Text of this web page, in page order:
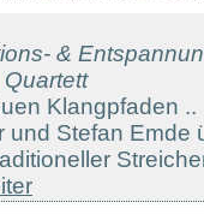
&
Klangpfaden
und Stefan Emde